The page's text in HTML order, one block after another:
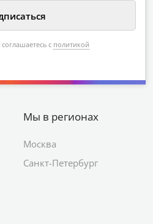
с политикой
Мы в регионах
Москва
Санкт-Петербург